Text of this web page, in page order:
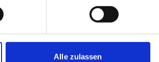
Alle zulassen